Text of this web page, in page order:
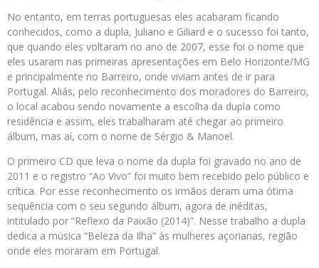
No entanto, em terras portuguesas eles acabaram ficando
conhecidos, como a dupla, Juliano e Giliard e o sucesso foi tanto,
que quando eles voltaram no ano de 2007, esse foi o nome que
eles usaram nas primeiras apresentações em Belo Horizonte/MG
e principalmente no Barreiro, onde viviam antes de ir para
Portugal. Aliás, pelo reconhecimento dos moradores do Barreiro,
o local acabou sendo novamente a escolha da dupla como
residência e assim, eles trabalharam até chegar ao primeiro
álbum, mas aí, com o nome de Sérgio & Manoel.
O primeiro CD que leva o nome da dupla foi gravado no ano de
2011 e o registro “Ao Vivo” foi muito bem recebido pelo público e
crítica. Por esse reconhecimento os irmãos deram uma ótima
sequência com o seu segundo álbum, agora de inéditas,
intitulado por “Reflexo da Paixão (2014)”. Nesse trabalho a dupla
dedica a música “Beleza da Ilha” às mulheres açorianas, região
onde eles moraram em Portugal.